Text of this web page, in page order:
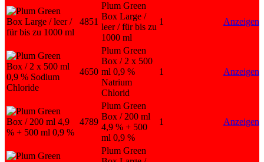
4851
Plum Green
Box Large /
leer / für bis zu
1000 ml
1 Anzeigen
4650
Plum Green
Box / 2 x 500
ml 0,9 %
Natrium
Chlorid
1 Anzeigen
4789
Plum Green
Box / 200 ml
4,9 % + 500
ml 0,9 %
1 Anzeigen
Plum Green